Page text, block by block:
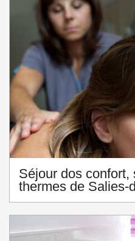
Séjour dos
thermes de Salies-